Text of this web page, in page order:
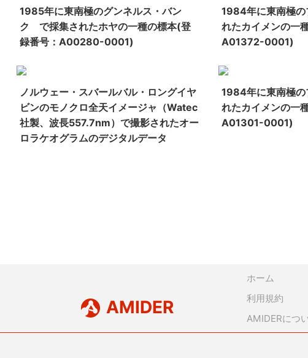
1985年に東南極のグンネルス・バン
ク で採集されたホヤの一種の標本(登
録番号：A00280-0001)
1984年に東南極の
れたカイメンの一
A01372-0001)
ノルウェー・スバールバル・ロングイヤ
ビンのモノクロ全天イメージャ（Watec
社製、波長557.7nm）で撮影されたオー
ロラケオグラムのデジタルデータ
1984年に東南極の
れたカイメンの一
A01301-0001)
AMIDER
ホーム
利用規約
AMIDERにつ